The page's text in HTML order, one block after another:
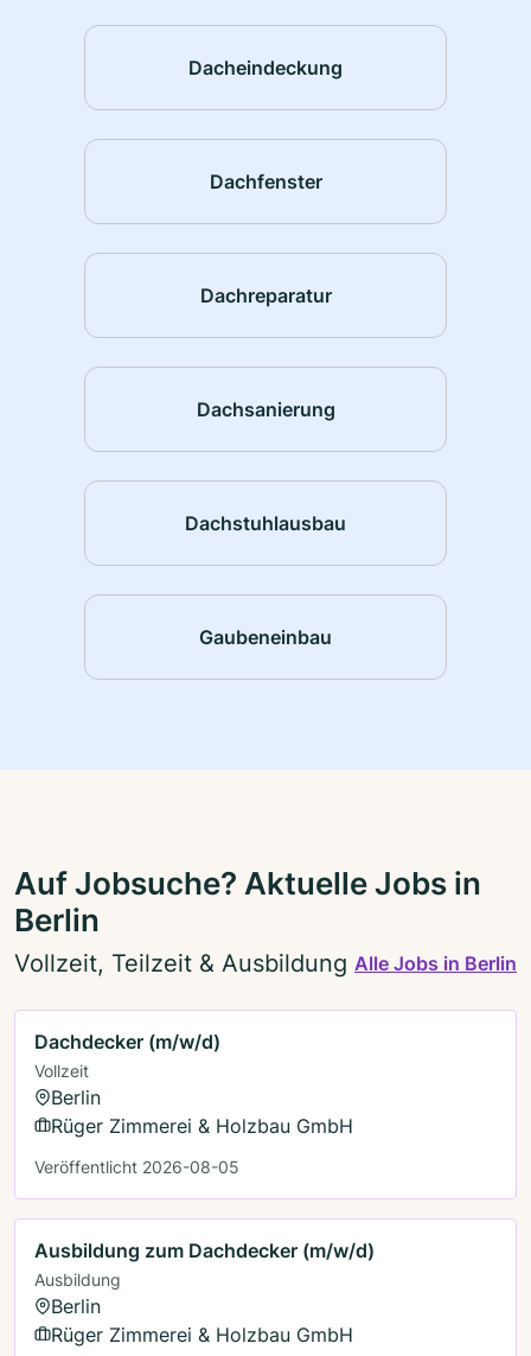
Dacheindeckung
Dachfenster
Dachreparatur
Dachsanierung
Dachstuhlausbau
Gaubeneinbau
Auf Jobsuche? Aktuelle Jobs in
Berlin
Vollzeit, Teilzeit & Ausbildung Alle Jobs in Berlin
Dachdecker (m/w/d)
Vollzeit
Berlin
Rüger Zimmerei & Holzbau GmbH
Veröffentlicht 2026-08-05
Ausbildung zum Dachdecker (m/w/d)
Ausbildung
Berlin
Rüger Zimmerei & Holzbau GmbH